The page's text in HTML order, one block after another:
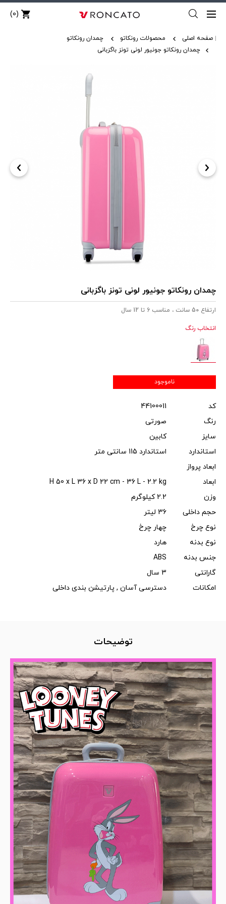
(0)
صفحه اصلی محصولات رونکاتو
چمدان رونکاتو
چمدان رونکاتو جونیور لونی تونز باگزبانی
چمدان رونکاتو جونیور لونی تونز باگزبانی
ارتفاع 50 سانت ، مناسب 6 تا 12 سال
انتخاب رنگ
ناموجود
کد
44100011
رنگ
صورتی
سایز
کابین
استاندارد
ابعاد پرواز
استاندارد 115 سانتی متر
ابعاد
H 50 x L 36 x D 22 cm - 36 L - 2.2 kg
وزن
2.2 کیلوگرم
حجم داخلی
36 لیتر
نوع چرخ
چهار چرخ
نوع بدنه
هارد
جنس بدنه
ABS
گارانتی
3 سال
امکانات
دسترسی آسان , پارتیشن بندی داخلی
توضیحات